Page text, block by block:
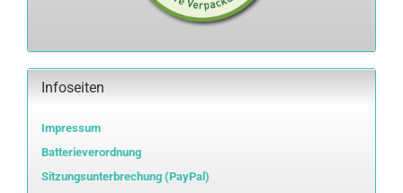
Infoseiten
Impressum
Batterieverordnung
Sitzungsunterbrechung (PayPal)